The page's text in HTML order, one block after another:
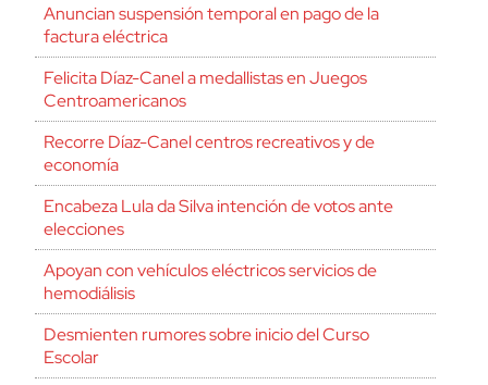
Anuncian suspensión temporal en pago de la
factura eléctrica
Felicita Díaz-Canel a medallistas en Juegos
Centroamericanos
Recorre Díaz-Canel centros recreativos y de
economía
Encabeza Lula da Silva intención de votos ante
elecciones
Apoyan con vehículos eléctricos servicios de
hemodiálisis
Desmienten rumores sobre inicio del Curso
Escolar